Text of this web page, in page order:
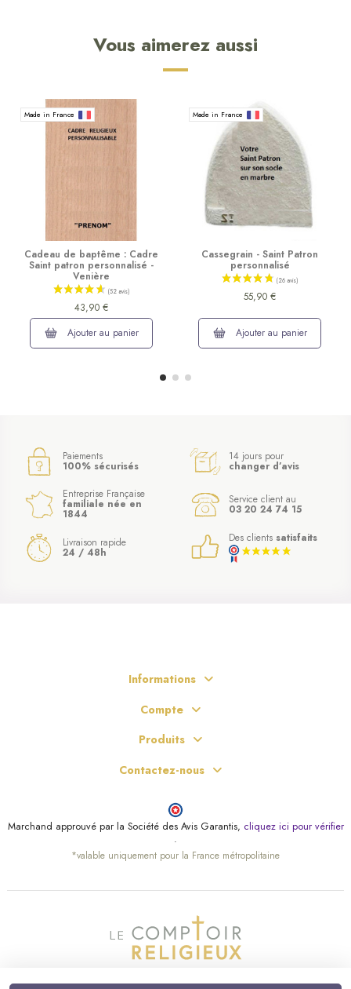
Vous aimerez aussi
Made in France
Cadeau de baptême : Cadre
Saint patron personnalisé -
Venière
43,90 €
Ajouter au panier
Made in France
Cassegrain - Saint Patron
personnalisé
55,90 €
Ajouter au panier
Paiements
100% sécurisés
14 jours pour
changer d’avis
Entreprise Française
familiale née en
1844
Service client au
03 20 24 74 15
Livraison rapide
24 / 48h
Des clients satisfaits
Informations
Compte
Produits
Contactez-nous
Marchand approuvé par la Société des Avis Garantis, cliquez ici pour vérifier
.
*valable uniquement pour la France métropolitaine